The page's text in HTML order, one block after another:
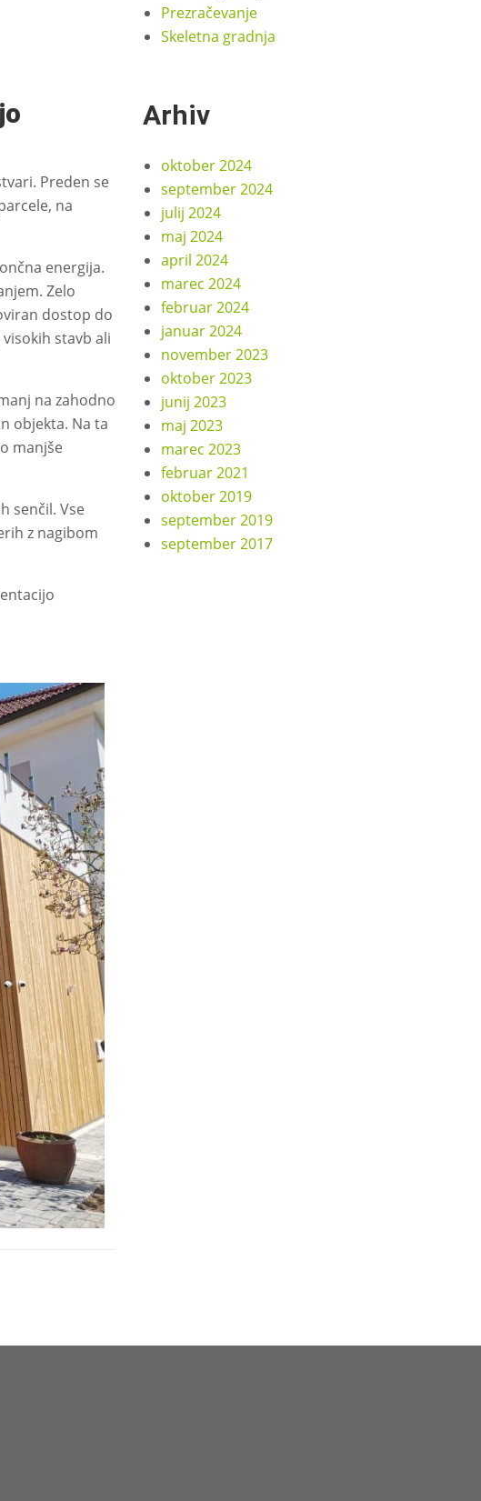
Preden se
na
energija.
Zelo
dostop do
stavb ali
na zahodno
objekta. Na ta
manjše
senčil. Vse
z nagibom
Prezračevanje
Skeletna gradnja
Arhiv
oktober 2024
september 2024
julij 2024
maj 2024
april 2024
marec 2024
februar 2024
januar 2024
november 2023
oktober 2023
junij 2023
maj 2023
marec 2023
februar 2021
oktober 2019
september 2019
september 2017